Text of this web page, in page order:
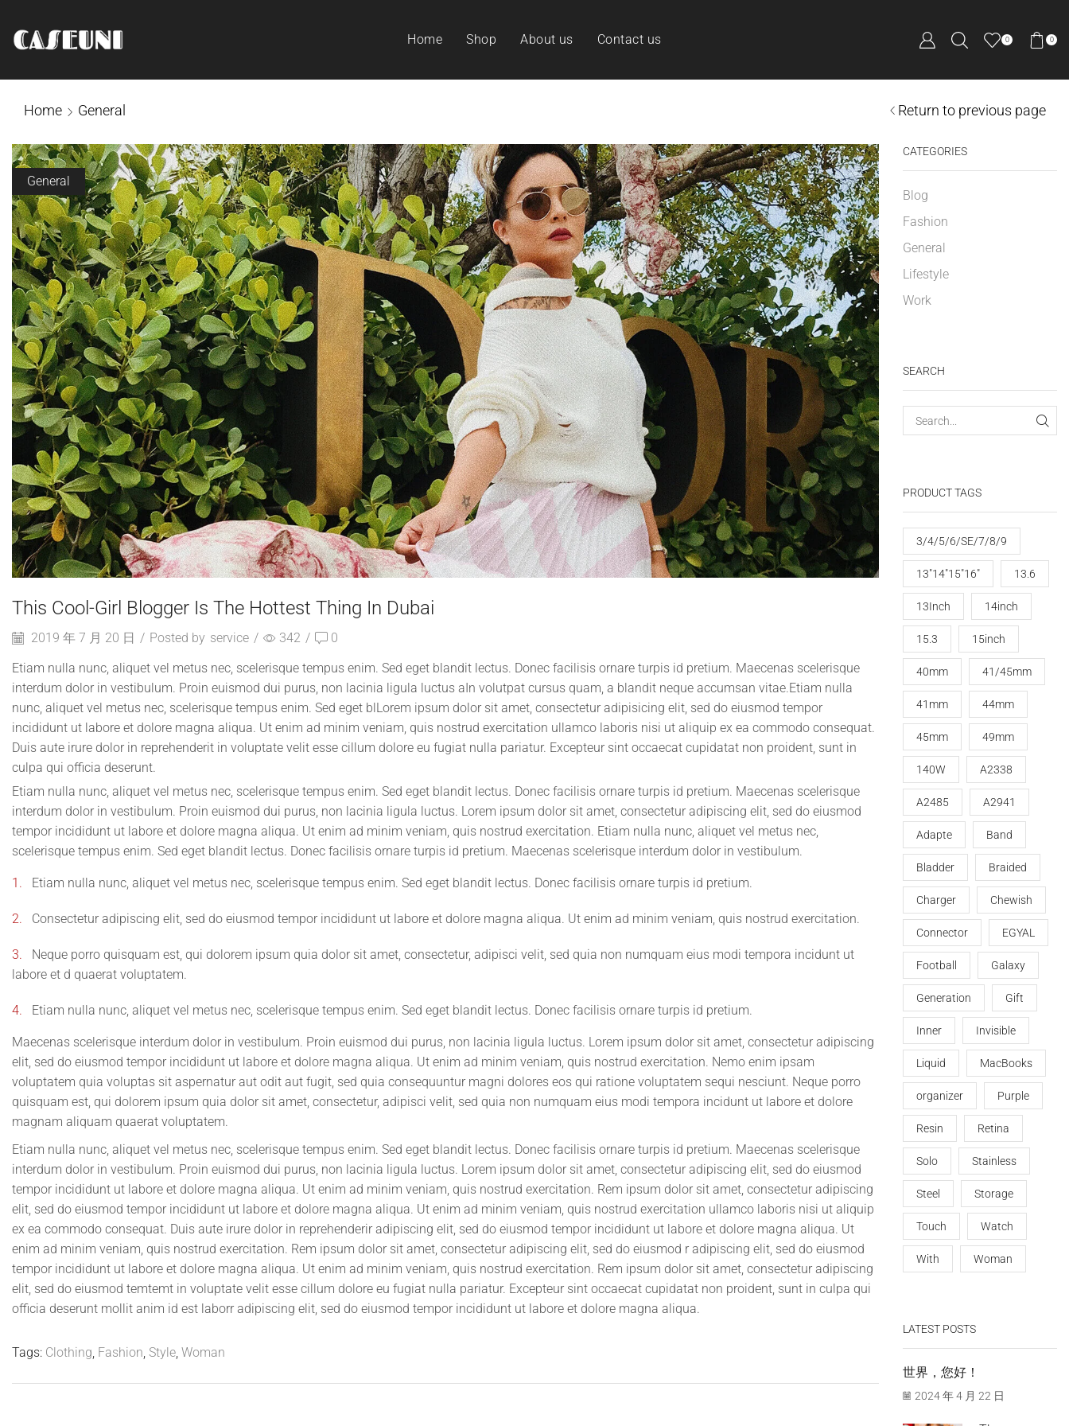
Home Shop About us Contact us 0 0
Return to previous page
Home General
General
This Cool-Girl Blogger Is The Hottest Thing In Dubai
2019 年 7 月 20 日 / Posted by service / 342 / 0
Etiam nulla nunc, aliquet vel metus nec, scelerisque tempus enim. Sed eget blandit lectus. Donec facilisis ornare turpis id pretium. Maecenas scelerisque
interdum dolor in vestibulum. Proin euismod dui purus, non lacinia ligula luctus aIn volutpat cursus quam, a blandit neque accumsan vitae.Etiam nulla
nunc, aliquet vel metus nec, scelerisque tempus enim. Sed eget blLorem ipsum dolor sit amet, consectetur adipisicing elit, sed do eiusmod tempor
incididunt ut labore et dolore magna aliqua. Ut enim ad minim veniam, quis nostrud exercitation ullamco laboris nisi ut aliquip ex ea commodo consequat.
Duis aute irure dolor in reprehenderit in voluptate velit esse cillum dolore eu fugiat nulla pariatur. Excepteur sint occaecat cupidatat non proident, sunt in
culpa qui officia deserunt.
Etiam nulla nunc, aliquet vel metus nec, scelerisque tempus enim. Sed eget blandit lectus. Donec facilisis ornare turpis id pretium. Maecenas scelerisque
interdum dolor in vestibulum. Proin euismod dui purus, non lacinia ligula luctus. Lorem ipsum dolor sit amet, consectetur adipiscing elit, sed do eiusmod
tempor incididunt ut labore et dolore magna aliqua. Ut enim ad minim veniam, quis nostrud exercitation. Etiam nulla nunc, aliquet vel metus nec,
scelerisque tempus enim. Sed eget blandit lectus. Donec facilisis ornare turpis id pretium. Maecenas scelerisque interdum dolor in vestibulum.
1. Etiam nulla nunc, aliquet vel metus nec, scelerisque tempus enim. Sed eget blandit lectus. Donec facilisis ornare turpis id pretium.
2. Consectetur adipiscing elit, sed do eiusmod tempor incididunt ut labore et dolore magna aliqua. Ut enim ad minim veniam, quis nostrud exercitation.
3.
Neque porro quisquam est, qui dolorem ipsum quia dolor sit amet, consectetur, adipisci velit, sed quia non numquam eius modi tempora incidunt ut
labore et d quaerat voluptatem.
4. Etiam nulla nunc, aliquet vel metus nec, scelerisque tempus enim. Sed eget blandit lectus. Donec facilisis ornare turpis id pretium.
Maecenas scelerisque interdum dolor in vestibulum. Proin euismod dui purus, non lacinia ligula luctus. Lorem ipsum dolor sit amet, consectetur adipiscing
elit, sed do eiusmod tempor incididunt ut labore et dolore magna aliqua. Ut enim ad minim veniam, quis nostrud exercitation. Nemo enim ipsam
voluptatem quia voluptas sit aspernatur aut odit aut fugit, sed quia consequuntur magni dolores eos qui ratione voluptatem sequi nesciunt. Neque porro
quisquam est, qui dolorem ipsum quia dolor sit amet, consectetur, adipisci velit, sed quia non numquam eius modi tempora incidunt ut labore et dolore
magnam aliquam quaerat voluptatem.
Etiam nulla nunc, aliquet vel metus nec, scelerisque tempus enim. Sed eget blandit lectus. Donec facilisis ornare turpis id pretium. Maecenas scelerisque
interdum dolor in vestibulum. Proin euismod dui purus, non lacinia ligula luctus. Lorem ipsum dolor sit amet, consectetur adipiscing elit, sed do eiusmod
tempor incididunt ut labore et dolore magna aliqua. Ut enim ad minim veniam, quis nostrud exercitation. Rem ipsum dolor sit amet, consectetur adipiscing
elit, sed do eiusmod tempor incididunt ut labore et dolore magna aliqua. Ut enim ad minim veniam, quis nostrud exercitation ullamco laboris nisi ut aliquip
ex ea commodo consequat. Duis aute irure dolor in reprehenderir adipiscing elit, sed do eiusmod tempor incididunt ut labore et dolore magna aliqua. Ut
enim ad minim veniam, quis nostrud exercitation. Rem ipsum dolor sit amet, consectetur adipiscing elit, sed do eiusmod r adipiscing elit, sed do eiusmod
tempor incididunt ut labore et dolore magna aliqua. Ut enim ad minim veniam, quis nostrud exercitation. Rem ipsum dolor sit amet, consectetur adipiscing
elit, sed do eiusmod temtemt in voluptate velit esse cillum dolore eu fugiat nulla pariatur. Excepteur sint occaecat cupidatat non proident, sunt in culpa qui
officia deserunt mollit anim id est laborr adipiscing elit, sed do eiusmod tempor incididunt ut labore et dolore magna aliqua.
Tags: Clothing, Fashion, Style, Woman
CATEGORIES
Blog
Fashion
General
Lifestyle
Work
SEARCH
PRODUCT TAGS
3/4/5/6/SE/7/8/9
13"14"15"16" 13.6
13Inch 14inch
15.3 15inch
40mm 41/45mm
41mm 44mm
45mm 49mm
140W A2338
A2485 A2941
Adapte Band
Bladder Braided
Charger Chewish
Connector EGYAL
Football Galaxy
Generation Gift
Inner Invisible
Liquid MacBooks
organizer Purple
Resin Retina
Solo Stainless
Steel Storage
Touch Watch
With Woman
LATEST POSTS
世界，您好！
2024 年 4 月 22 日